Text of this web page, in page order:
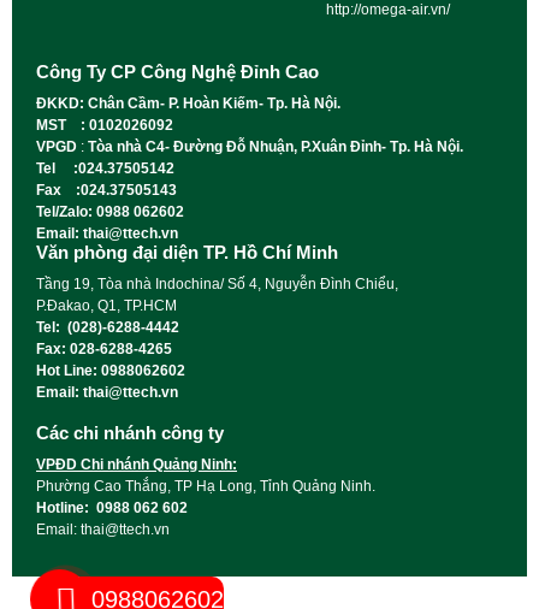
http://omega-air.vn/
Công Ty CP Công Nghệ Đỉnh Cao
ĐKKD: Chân Cầm- P. Hoàn Kiếm- Tp. Hà Nội.
MST : 0102026092
VPGD : Tòa nhà C4- Đường Đỗ Nhuận, P.Xuân Đỉnh- Tp. Hà Nội.
Tel :024.37505142
Fax :024.37505143
Tel/Zalo: 0988 062602
Email: thai@ttech.vn
Văn phòng đại diện TP. Hồ Chí Minh
Tầng 19, Tòa nhà Indochina/ Số 4, Nguyễn Đình Chiểu,
P.Đakao, Q1, TP.HCM
Tel: (028)-6288-4442
Fax: 028-6288-4265
Hot Line: 0988062602
Email: thai@ttech.vn
Các chi nhánh công ty
VPĐD Chi nhánh Quảng Ninh:
Phường Cao Thắng, TP Hạ Long, Tỉnh Quảng Ninh.
Hotline: 0988 062 602
Email: thai@ttech.vn
0988062602